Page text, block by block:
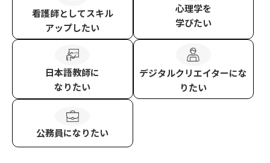
看護師としてスキル
アップしたい
心理学を
学びたい
日本語教師に
なりたい
デジタルクリエイターにな
りたい
公務員になりたい